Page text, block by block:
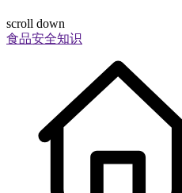
scroll down
食品安全知识